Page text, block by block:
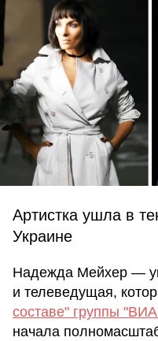
Артистка ушла в
Украине
Надежда Мейхер —
и телеведущая,
составе" группы
начала